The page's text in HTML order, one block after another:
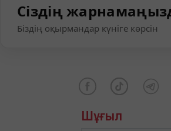
Сіздің
Біздің оқырмандар күніге көрсін
Шұғыл